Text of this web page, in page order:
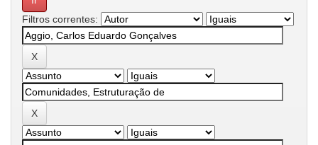
Filtros correntes: